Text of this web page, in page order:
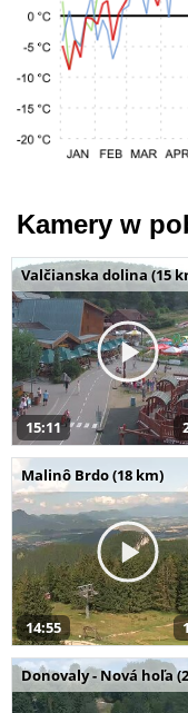
Kamery w
Valčianska dolina (15
15:11
Malinô Brdo (18 km)
14:55
Donovaly - Nová hoľa